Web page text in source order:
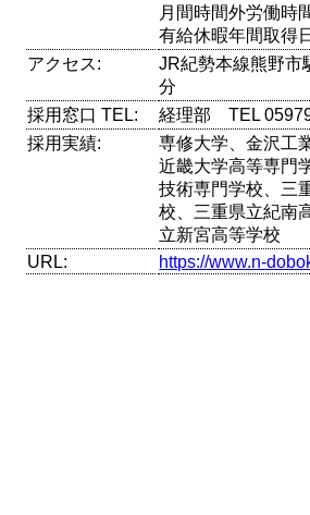
月間時間外労働時
有給休暇年間取得
アクセス:
JR紀勢本線熊野市
分
採用窓口 TEL:
経理部 TEL
採用実績:
専修大学、金沢工
近畿大学高等専門
技術専門学校、三
校、三重県立紀南
立新宮高等学校
URL:
https://www.n-